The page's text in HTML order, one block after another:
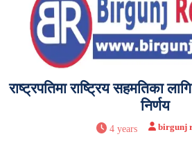
राष्ट्रपतिमा राष्ट्रिय सहमतिका
निर्णय
4 years birgunj